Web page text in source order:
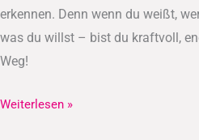
erkennen. Denn wenn du weißt,
was du willst – bist du kraftvoll,
Weg!
Weiterlesen »